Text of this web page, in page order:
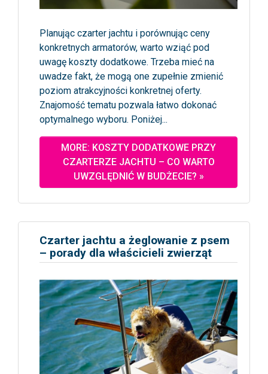
Planując czarter jachtu i porównując ceny
konkretnych armatorów, warto wziąć pod
uwagę koszty dodatkowe. Trzeba mieć na
uwadze fakt, że mogą one zupełnie zmienić
poziom atrakcyjności konkretnej oferty.
Znajomość tematu pozwala łatwo dokonać
optymalnego wyboru. Poniżej...
MORE: KOSZTY DODATKOWE PRZY
CZARTERZE JACHTU – CO WARTO
UWZGLĘDNIĆ W BUDŻECIE? »
Czarter jachtu a żeglowanie z psem
– porady dla właścicieli zwierząt